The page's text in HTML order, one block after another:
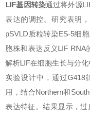
LIF基因转染通过将外源
表达的调控。研究表明
pSVLD质粒转染ES-5细
胞株和表达反义LIF RNA
解析LIF在细胞生长与分化
实验设计中，通过G418
用，结合Northern和
表达特征。结果显示，